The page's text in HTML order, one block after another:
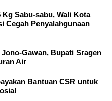
Sabu-sabu, Wali Kota
Cegah Penyalahgunaan
Gawan, Bupati Sragen
Air
Bantuan CSR untuk